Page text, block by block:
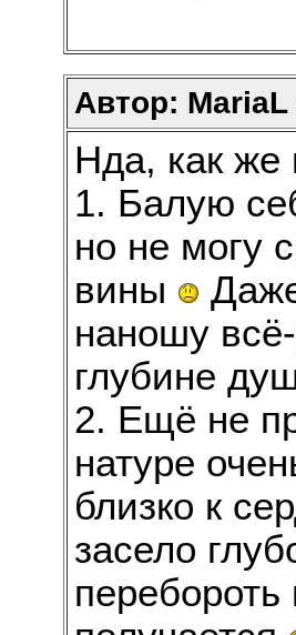
Автор: MariaL
Нда, как же
1. Балую
но не могу
вины
наношу
глубине
2. Ещё не
натуре
близко к
засело